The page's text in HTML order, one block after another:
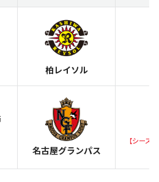
柏レイソル
名古屋グランパス
【シーズ